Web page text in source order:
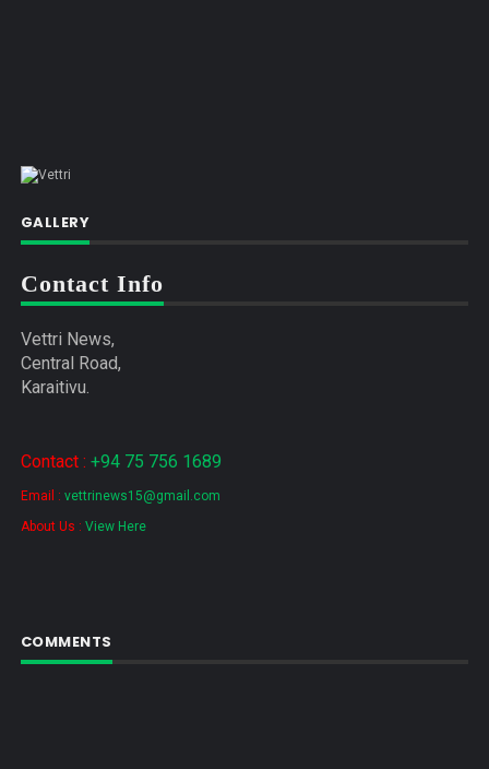
GALLERY
Contact Info
Vettri News,
Central Road,
Karaitivu.
Contact : +94 75 756 1689
Email : vettrinews15@gmail.com
About Us : View Here
COMMENTS